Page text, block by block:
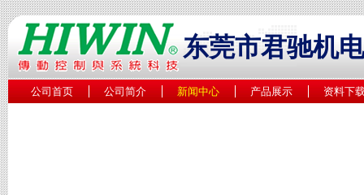
东莞市君驰机
公司首页 公司简介 新闻中心 产品展示 资料下